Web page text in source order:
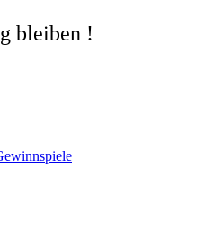
bleiben !